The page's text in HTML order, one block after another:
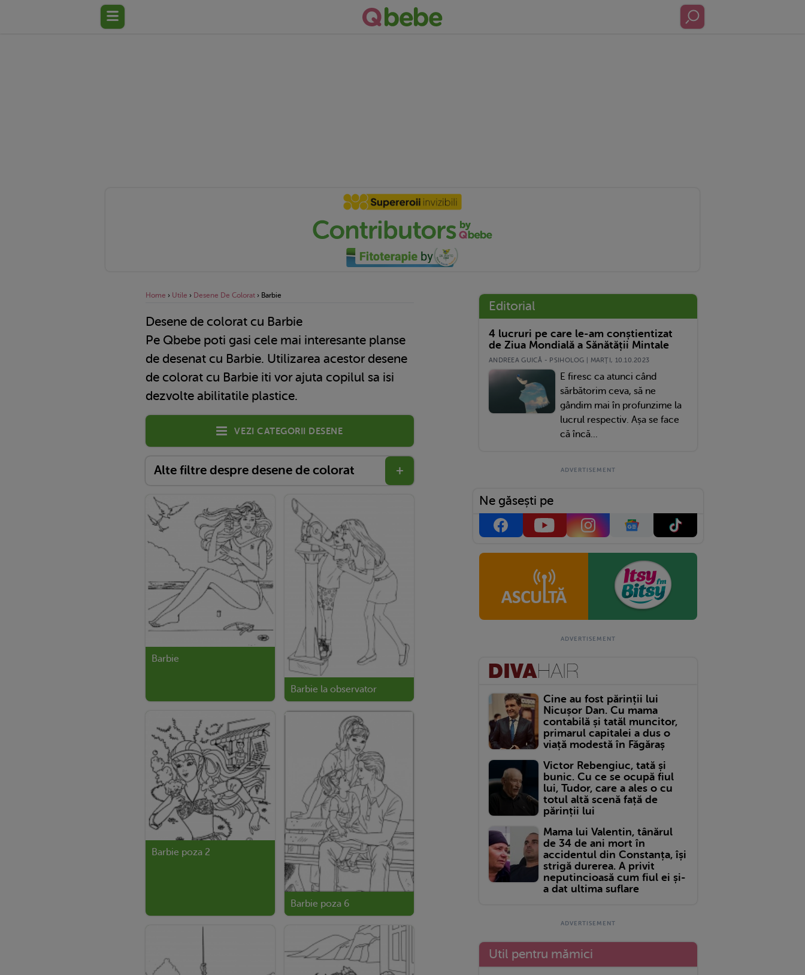
Home › Utile › Desene De Colorat › Barbie
Desene de colorat cu Barbie
Pe Qbebe poti gasi cele mai interesante planse
de desenat cu Barbie. Utilizarea acestor desene
de colorat cu Barbie iti vor ajuta copilul sa isi
dezvolte abilitatile plastice.
Vezi categorii desene
Alte filtre despre desene de colorat +
Barbie
Barbie la observator
Barbie poza 2
Barbie poza 6
Editorial
4 lucruri pe care le-am conștientizat
de Ziua Mondială a Sănătății Mintale
ANDREEA GUICĂ - PSIHOLOG | MARŢI, 10.10.2023
E firesc ca atunci când
sărbătorim ceva, să ne
gândim mai în profunzime la
lucrul respectiv. Așa se face
că încă...
Ne găsești pe
Cine au fost părinții lui
Nicușor Dan. Cu mama
contabilă și tatăl muncitor,
primarul capitalei a dus o
viață modestă în Făgăraș
Victor Rebengiuc, tată și
bunic. Cu ce se ocupă fiul
lui, Tudor, care a ales o cu
totul altă scenă față de
părinții lui
Mama lui Valentin, tânărul
de 34 de ani mort în
accidentul din Constanța, își
strigă durerea. A privit
neputincioasă cum fiul ei și-
a dat ultima suflare
Util pentru mămici